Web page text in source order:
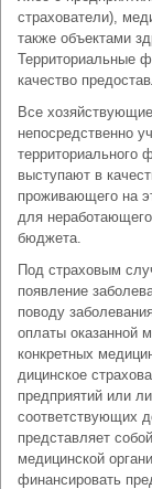
страхователи),
также объ­ектами
Территориальные
качество
Все
непосредственно
территориального
выступают в
проживающего на
для
бюджета.
Под страховым
появление
поводу
оплаты оказанной
конкретных
дицинское
предприятий или
соответствующих
представляет
медицинской
финансировать